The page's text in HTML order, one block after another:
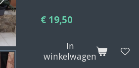
€ 19,50
In
winkelwagen